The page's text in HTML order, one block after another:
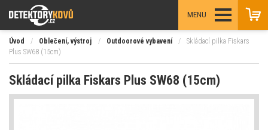
MENU
Úvod / Oblečení, výstroj / Outdoorové vybavení /
Skládací pilka Fiskars
Plus SW68 (15cm)
Skládací pilka Fiskars Plus SW68 (15cm)